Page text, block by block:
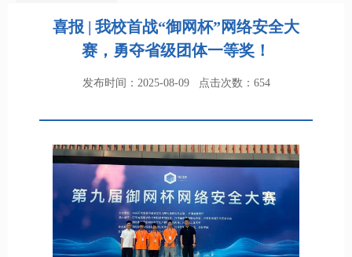
喜报 | 我校首战“御网杯”网络安全大
赛，勇夺省级团体一等奖！
发布时间：2025-08-09 点击次数： 654